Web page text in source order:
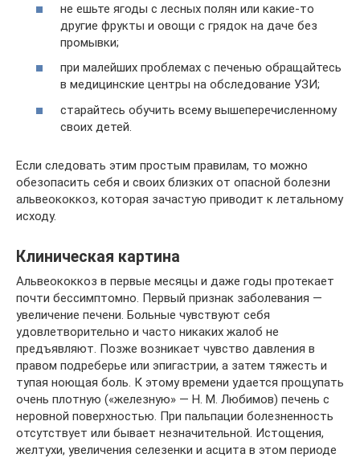
не ешьте ягоды с лесных полян или какие-то
другие фрукты и овощи с грядок на даче без
промывки;
при малейших проблемах с печенью обращайтесь
в медицинские центры на обследование УЗИ;
старайтесь обучить всему вышеперечисленному
своих детей.
Если следовать этим простым правилам, то можно
обезопасить себя и своих близких от опасной болезни
альвеококкоз, которая зачастую приводит к летальному
исходу.
Клиническая картина
Альвеококкоз в первые месяцы и даже годы протекает
почти бессимптомно. Первый признак заболевания —
увеличение печени. Больные чувствуют себя
удовлетворительно и часто никаких жалоб не
предъявляют. Позже возникает чувство давления в
правом подреберье или эпигастрии, а затем тяжесть и
тупая ноющая боль. К этому времени удается прощупать
очень плотную («железную» — Н. М. Любимов) печень с
неровной поверхностью. При пальпации болезненность
отсутствует или бывает незначительной. Истощения,
желтухи, увеличения селезенки и асцита в этом периоде